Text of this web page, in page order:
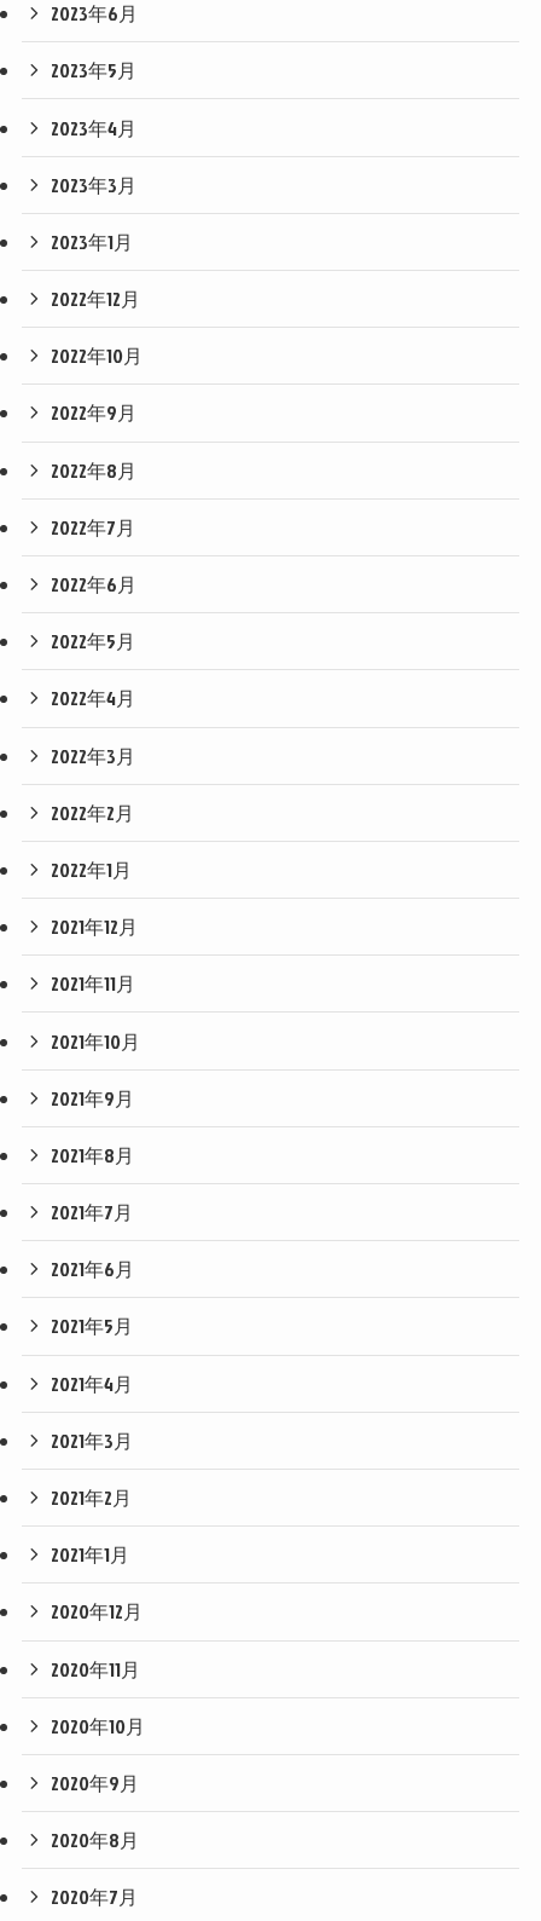
2023年6月
2023年5月
2023年4月
2023年3月
2023年1月
2022年12月
2022年10月
2022年9月
2022年8月
2022年7月
2022年6月
2022年5月
2022年4月
2022年3月
2022年2月
2022年1月
2021年12月
2021年11月
2021年10月
2021年9月
2021年8月
2021年7月
2021年6月
2021年5月
2021年4月
2021年3月
2021年2月
2021年1月
2020年12月
2020年11月
2020年10月
2020年9月
2020年8月
2020年7月